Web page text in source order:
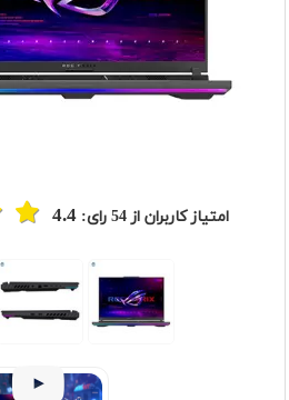
امتیاز کاربران از54 رای:4.4